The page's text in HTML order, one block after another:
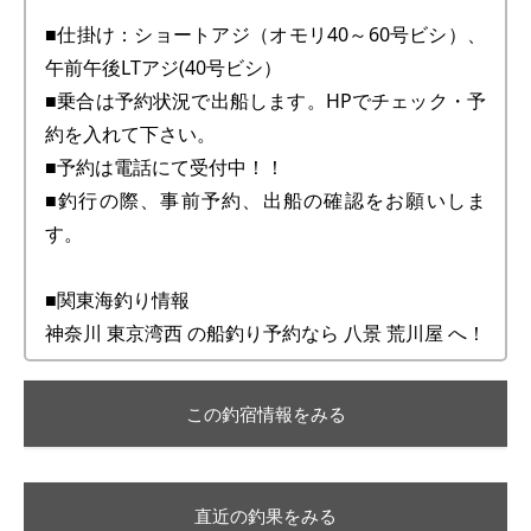
■仕掛け：ショートアジ（オモリ40～60号ビシ）、
午前午後LTアジ(40号ビシ）
■乗合は予約状況で出船します。HPでチェック・予
約を入れて下さい。
■予約は電話にて受付中！！
■釣行の際、事前予約、出船の確認をお願いしま
す。
■関東海釣り情報
神奈川 東京湾西 の船釣り予約なら 八景 荒川屋 へ！
この釣宿情報をみる
直近の釣果をみる